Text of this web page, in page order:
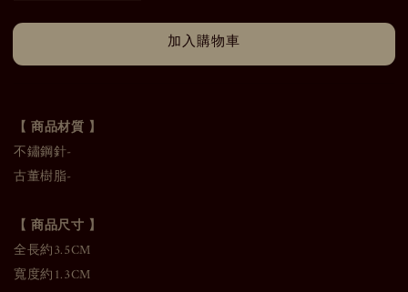
加入購物車
【 商品材質 】
不鏽鋼針-
古董樹脂-
【 商品尺寸 】
全長約3.5CM
寬度約1.3CM